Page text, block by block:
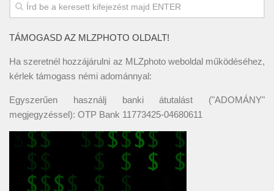
TÁMOGASD AZ MLZPHOTO OLDALT!
Ha szeretnél hozzájárulni az MLZphoto weboldal működéséhez,
kérlek támogass némi adománnyal:
Egyszerűen használj banki átutalást ("ADOMÁNY"
megjegyzéssel): OTP Bank 11773425-04680611